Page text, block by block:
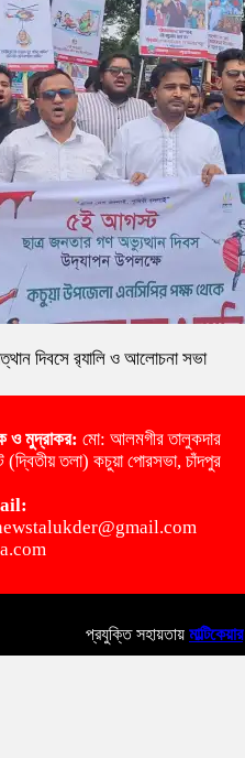
দিবসে র‌্যালি ও আলোচনা সভা
ও মুদ্রাকর: মো: আলমগীর তালুকদার
(দ্বিতীয় তলা) কচুয়া পোরসভা, চাঁদপুর
প্রযুক্তি সহায়তায় মাল্টিকেয়ার